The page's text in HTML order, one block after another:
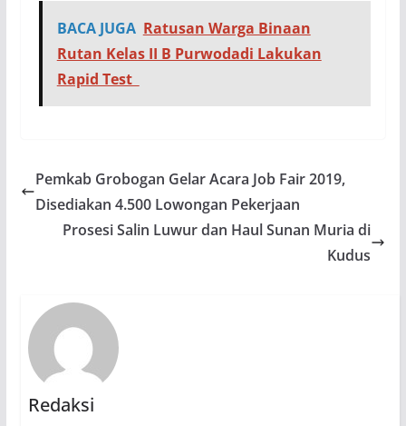
BACA JUGA Ratusan Warga Binaan
Rutan Kelas II B Purwodadi Lakukan
Rapid Test
Pemkab Grobogan Gelar Acara Job Fair 2019,
Disediakan 4.500 Lowongan Pekerjaan
Prosesi Salin Luwur dan Haul Sunan Muria di
Kudus
Redaksi